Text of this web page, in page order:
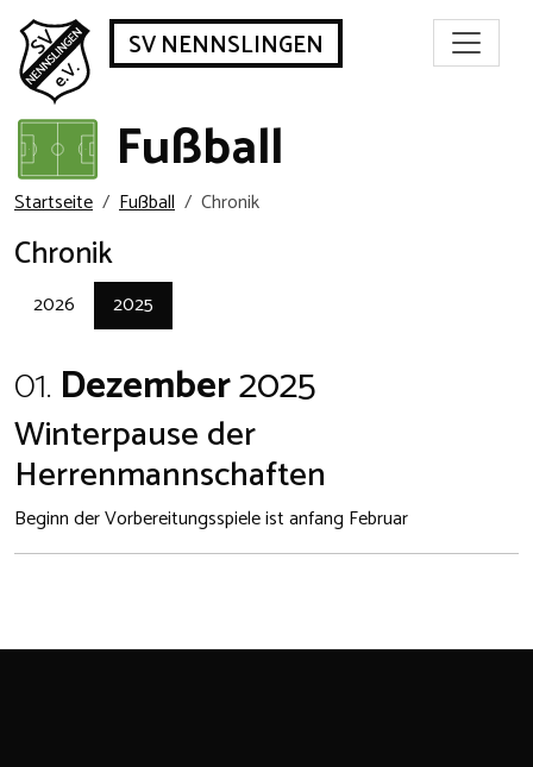
SV NENNSLINGEN
Fußball
Startseite Fußball Chronik
Chronik
2026 2025
01. Dezember2025
Winterpause der
Herrenmannschaften
Beginn der Vorbereitungsspiele ist anfang Februar